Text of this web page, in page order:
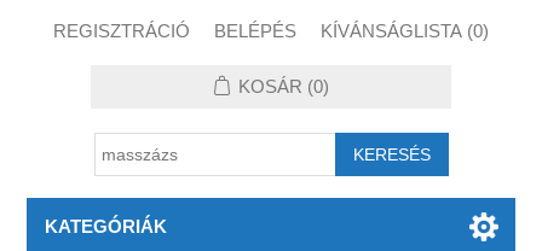
REGISZTRÁCIÓ BELÉPÉS KÍVÁNSÁGLISTA (0)
KOSÁR (0)
KATEGÓRIÁK